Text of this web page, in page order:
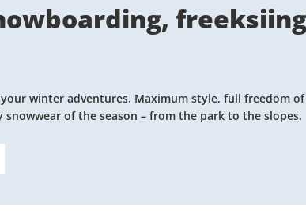
winter adventures. Maximum style, full freedom
of the season – from the park to the slopes.